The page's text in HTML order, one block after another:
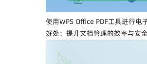
使用WPS Office PDF工具进行电
好处：提升文档管理的效率与安